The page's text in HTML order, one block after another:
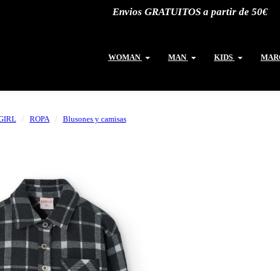
Envios GRATUITOS a partir de 50€
WOMAN MAN KIDS
ROPA Blusones y camisas